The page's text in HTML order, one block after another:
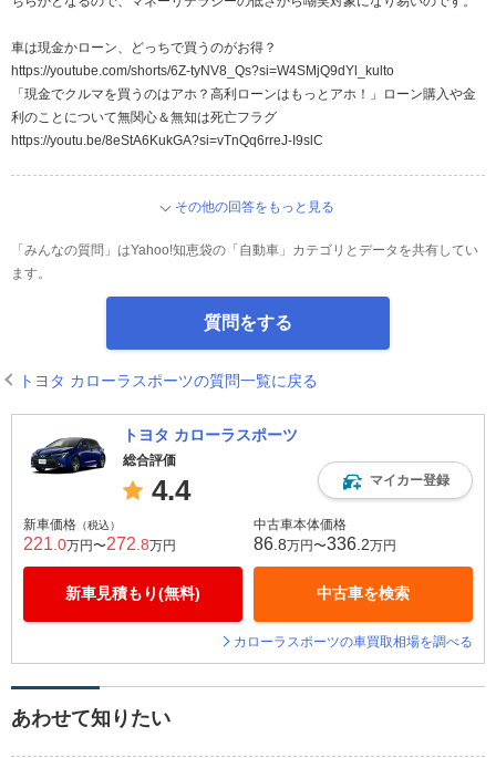
車は現金かローン、どっちで買うのがお得？
https://youtube.com/shorts/6Z-tyNV8_Qs?si=W4SMjQ9dYl_kulto
「現金でクルマを買うのはアホ？高利ローンはもっとアホ！」ローン購入や金
利のことについて無関心＆無知は死亡フラグ
https://youtu.be/8eStA6KukGA?si=vTnQq6rreJ-I9slC
その他の回答をもっと見る
「みんなの質問」はYahoo!知恵袋の「自動車」カテゴリとデータを共有してい
ます。
質問をする
トヨタ カローラスポーツの質問一覧に戻る
トヨタ カローラスポーツ
総合評価
4.4 マイカー登録
新車価格 （税込）
221 .0万円〜272 .8万円
新車見積もり(無料)
中古車本体価格
86 .8万円〜336 .2万円
中古車を検索
カローラスポーツの車買取相場を調べる
あわせて知りたい